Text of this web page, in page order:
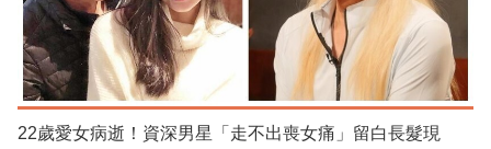
22歲愛女病逝！資深男星「走不出喪女痛」留白長髮現